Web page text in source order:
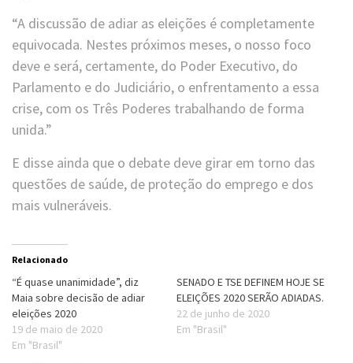
“A discussão de adiar as eleições é completamente
equivocada. Nestes próximos meses, o nosso foco
deve e será, certamente, do Poder Executivo, do
Parlamento e do Judiciário, o enfrentamento a essa
crise, com os Três Poderes trabalhando de forma
unida.”
E disse ainda que o debate deve girar em torno das
questões de saúde, de proteção do emprego e dos
mais vulneráveis.
Relacionado
“É quase unanimidade”, diz
Maia sobre decisão de adiar
eleições 2020
19 de maio de 2020
Em "Brasil"
SENADO E TSE DEFINEM HOJE SE
ELEIÇÕES 2020 SERÃO ADIADAS.
22 de junho de 2020
Em "Brasil"